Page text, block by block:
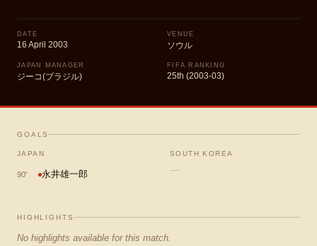
DATE
16 April 2003
VENUE
ソウル
JAPAN MANAGER
ジーコ(ブラジル)
FIFA RANKING
25th (2003-03)
GOALS
JAPAN
90' 永井雄一郎
SOUTH KOREA
—
HIGHLIGHTS
No highlights available for this match.